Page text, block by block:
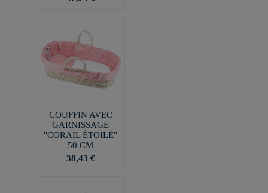
COUFFIN AVEC
GARNISSAGE
"CORAIL ÉTOILÉ"
50 CM
38,43 €